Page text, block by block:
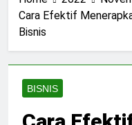
Cara Efektif
Bisnis
BISNIS